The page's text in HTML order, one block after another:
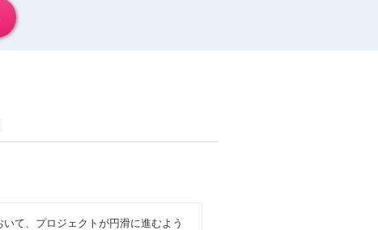
て、プロジェクトが円滑に進むよう